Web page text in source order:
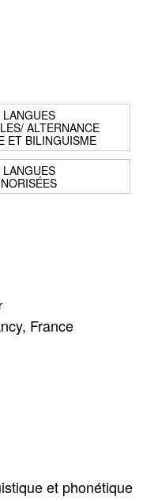
ALTERNANCE
ET BILINGUISME
France
et phonétique
e-mail